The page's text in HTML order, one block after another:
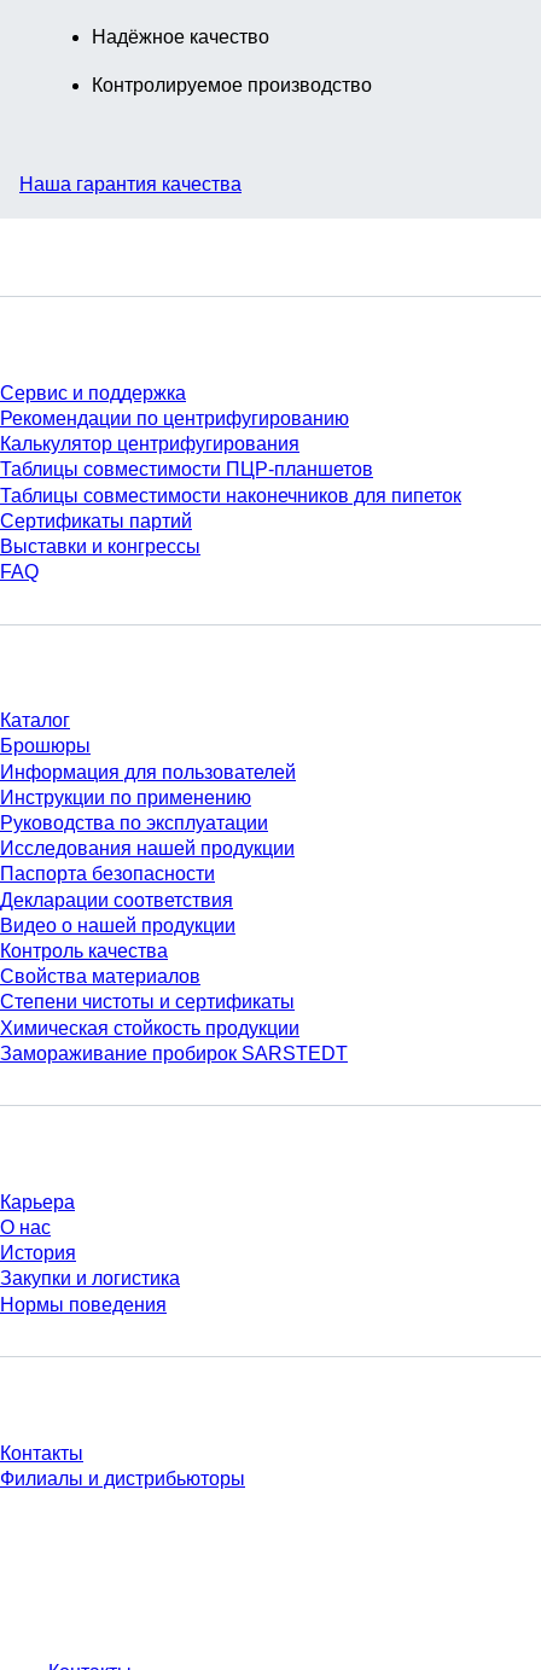
Надёжное качество
Контролируемое производство
Наша гарантия качества
Сервис и поддержка
Рекомендации по центрифугированию
Калькулятор центрифугирования
Таблицы совместимости ПЦР-планшетов
Таблицы совместимости наконечников для пипеток
Сертификаты партий
Выставки и конгрессы
FAQ
Каталог
Брошюры
Информация для пользователей
Инструкции по применению
Руководства по эксплуатации
Исследования нашей продукции
Паспорта безопасности
Декларации соответствия
Видео о нашей продукции
Контроль качества
Свойства материалов
Степени чистоты и сертификаты
Химическая стойкость продукции
Замораживание пробирок SARSTEDT
Карьера
О нас
История
Закупки и логистика
Нормы поведения
Контакты
Филиалы и дистрибьюторы